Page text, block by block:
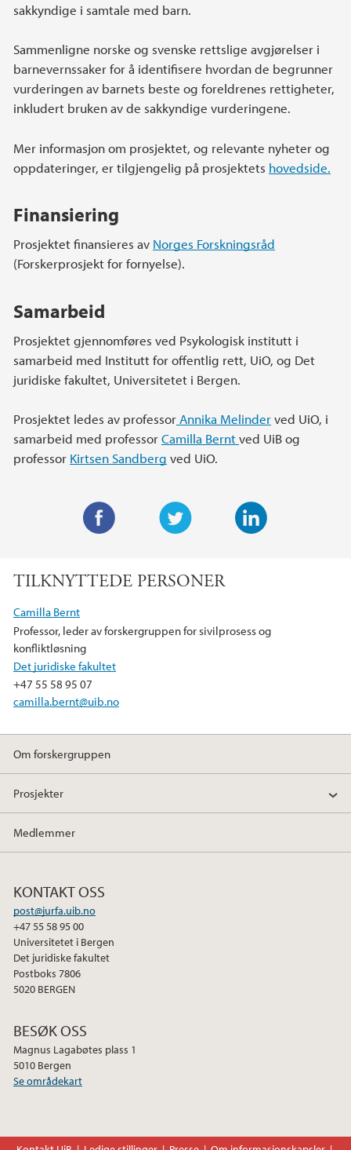
sakkyndige i samtale med barn.
Sammenligne norske og svenske rettslige avgjørelser i
barnevernssaker for å identifisere hvordan de begrunner
vurderingen av barnets beste og foreldrenes rettigheter,
inkludert bruken av de sakkyndige vurderingene.
Mer informasjon om prosjektet, og relevante nyheter og
oppdateringer, er tilgjengelig på prosjektets hovedside.
Finansiering
Prosjektet finansieres av Norges Forskningsråd
(Forskerprosjekt for fornyelse).
Samarbeid
Prosjektet gjennomføres ved Psykologisk institutt i
samarbeid med Institutt for offentlig rett, UiO, og Det
juridiske fakultet, Universitetet i Bergen.
Prosjektet ledes av professorAnnika Melinderved UiO, i
samarbeid med professorCamilla Berntved UiB og
professor Kirtsen Sandberg ved UiO.
i
e
o
k
TILKNYTTEDE PERSONER
Camilla Bernt
Professor, leder av forskergruppen for sivilprosess og
konfliktløsning
Det juridiske fakultet
+47 55 58 95 07
camilla.bernt@uib.no
Om forskergruppen
Prosjekter
Medlemmer
KONTAKT OSS
post@jurfa.uib.no
+47 55 58 95 00
Universitetet i Bergen
Det juridiske fakultet
Postboks 7806
5020 BERGEN
BESØK OSS
Magnus Lagabøtes plass 1
5010 Bergen
Se områdekart